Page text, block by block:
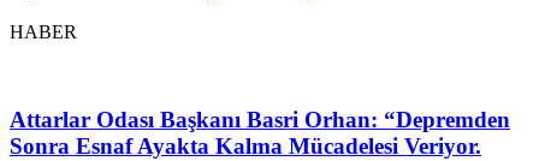
HABER
Attarlar Odası Başkanı Basri Orhan: “Depremden
Sonra Esnaf Ayakta Kalma Mücadelesi Veriyor.